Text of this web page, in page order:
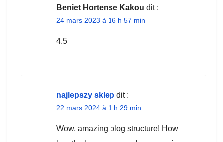
Beniet Hortense Kakou dit :
24 mars 2023 à 16 h 57 min
4.5
najlepszy sklep dit :
22 mars 2024 à 1 h 29 min
Wow, amazing blog structure! How